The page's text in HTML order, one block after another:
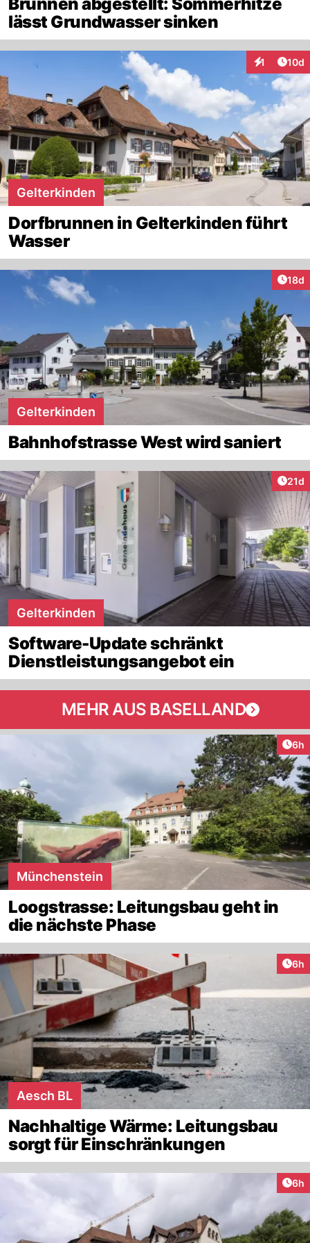
lässt Grundwasser sinken
1 10d
Gelterkinden
Dorfbrunnen in Gelterkinden führt
Wasser
18d
Gelterkinden
Bahnhofstrasse West wird saniert
21d
Gelterkinden
Software-Update schränkt
Dienstleistungsangebot ein
MEHR AUS BASELLAND
6h
Münchenstein
Loogstrasse: Leitungsbau geht in
die nächste Phase
6h
Aesch BL
Nachhaltige Wärme: Leitungsbau
sorgt für Einschränkungen
6h